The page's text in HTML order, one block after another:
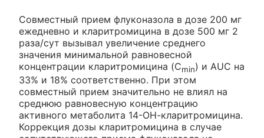
Совместный прием флуконазола в дозе 200 мг
ежедневно и кларитромицина в дозе 500 мг 2
раза/сут вызывал увеличение среднего
значения минимальной равновесной
концентрации кларитромицина (Cmin) и AUC на
33% и 18% соответственно. При этом
совместный прием значительно не влиял на
среднюю равновесную концентрацию
активного метаболита 14-ОН-кларитромицина.
Коррекция дозы кларитромицина в случае